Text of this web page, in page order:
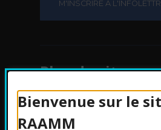
Bienvenue sur le
RAAMM
Plan du site
Protection des